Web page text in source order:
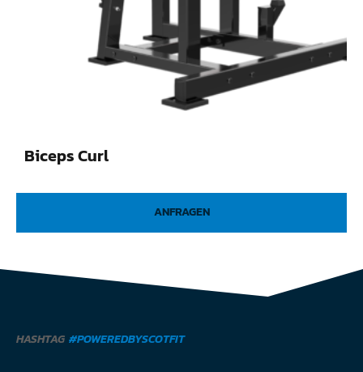
Biceps Curl
ANFRAGEN
HASHTAG #POWEREDBYSCOTFIT